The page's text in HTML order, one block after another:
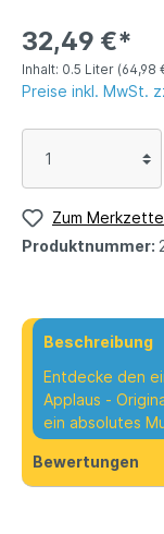
32,49 €*
Inhalt: 0.5 Liter (64,98
Preise inkl. MwSt.
Zum
Produktnummer:
Beschreibung
Entdecke den
Applaus -
ein absolutes
Bewertungen